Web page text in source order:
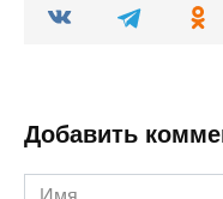
Добавить
Имя